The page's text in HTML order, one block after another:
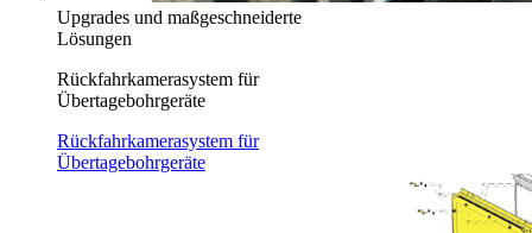
Upgrades und maßgeschneiderte
Lösungen
Rückfahrkamerasystem für
Übertagebohrgeräte
Rückfahrkamerasystem für
Übertagebohrgeräte